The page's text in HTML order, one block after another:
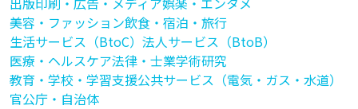
美容・ファッション飲食・宿泊・旅行
生活サービス（BtoC） 法人サービス（BtoB）
医療・ヘルスケア法律・士業学術研究
教育・学校・学習支援公共サービス（電気・ガス・水道）
官公庁・自治体